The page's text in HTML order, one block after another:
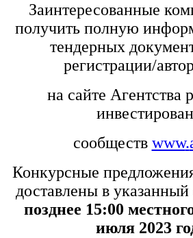
Заинтересованные
получить полную
тендерных
регистрации/
на сайте Агентства
сообществ www.
Конкурсные
доставлены в
позднее 15:00
июля 2023